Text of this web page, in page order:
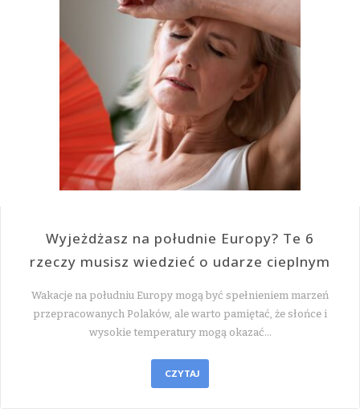
Wyjeżdżasz na południe Europy? Te 6
rzeczy musisz wiedzieć o udarze cieplnym
Wakacje na południu Europy mogą być spełnieniem marzeń
przepracowanych Polaków, ale warto pamiętać, że słońce i
wysokie temperatury mogą okazać…
CZYTAJ